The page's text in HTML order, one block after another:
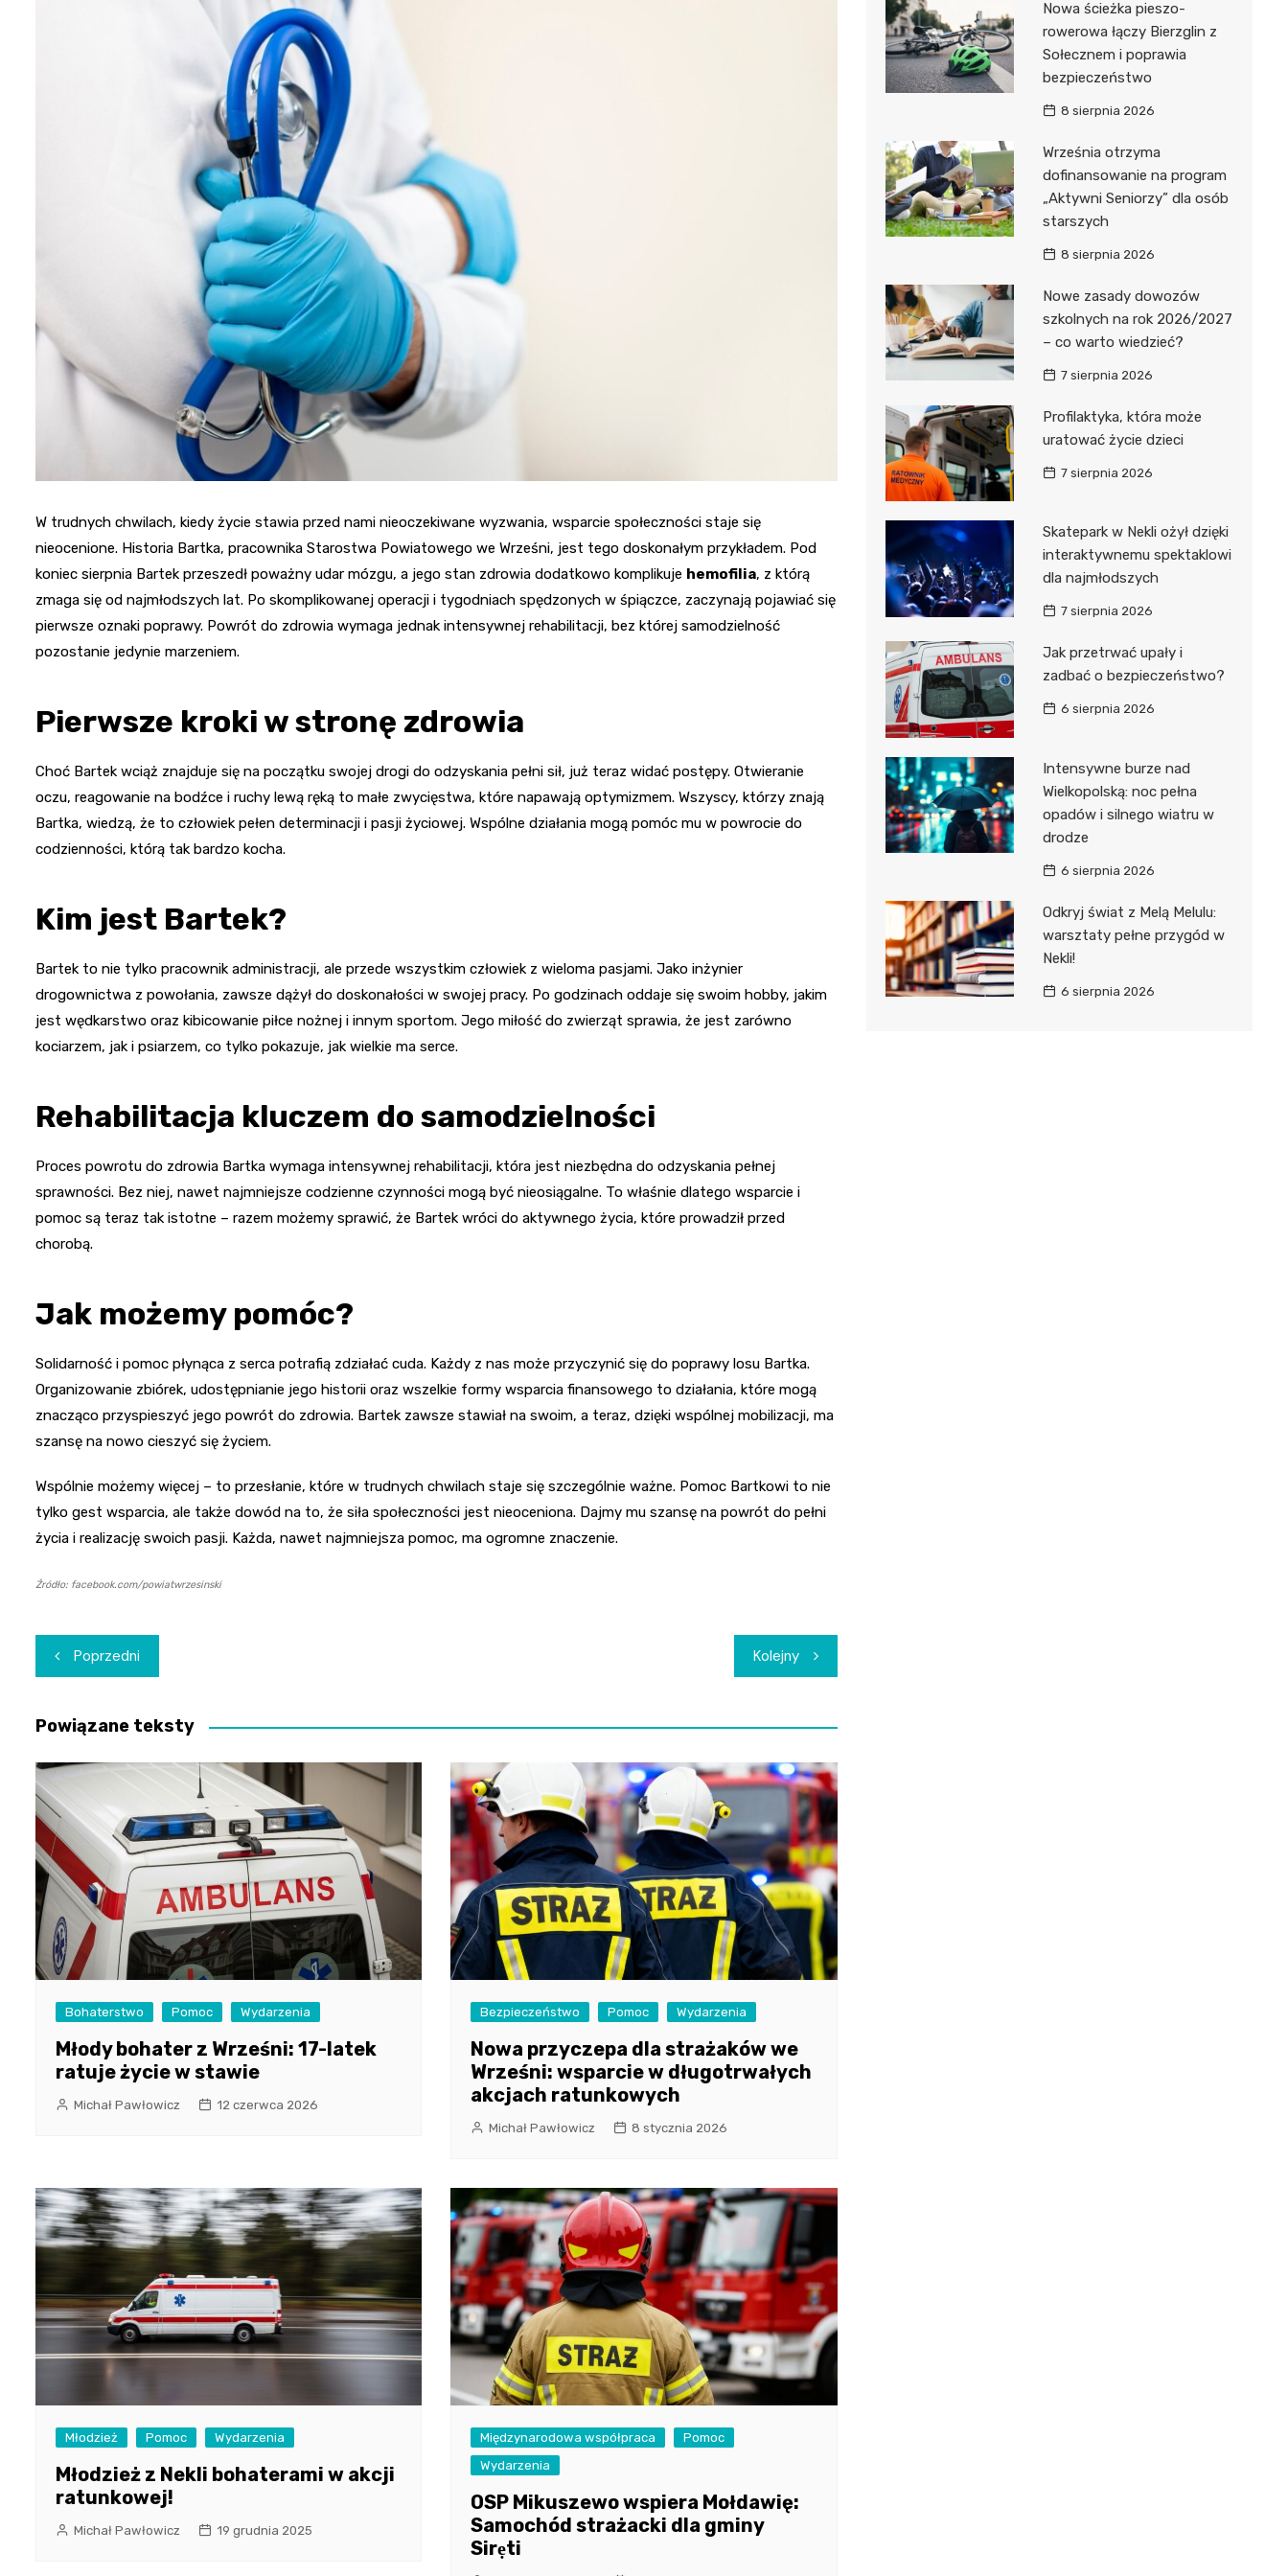
Dzieci Wrzesińskich
Park Miejski im. Dzieci
Wrzesińskich
Amfiteatr im. Anny Jantar
Jump World Września
Wrzesińska Strefa
Aktywności
Pałac w Miłosławiu
Izba Pamięci Reymonta
Rezerwat Czeszewski Las
W trudnych chwilach, kiedy życie stawia przed nami nieoczekiwane wyzwania, wsparcie społeczności staje się
nieocenione. Historia Bartka, pracownika Starostwa Powiatowego we Wrześni, jest tego doskonałym przykładem. Pod
koniec sierpnia Bartek przeszedł poważny udar mózgu, a jego stan zdrowia dodatkowo komplikuje hemofilia, z którą
zmaga się od najmłodszych lat. Po skomplikowanej operacji i tygodniach spędzonych w śpiączce, zaczynają pojawiać się
pierwsze oznaki poprawy. Powrót do zdrowia wymaga jednak intensywnej rehabilitacji, bez której samodzielność
pozostanie jedynie marzeniem.
Pierwsze kroki w stronę zdrowia
Choć Bartek wciąż znajduje się na początku swojej drogi do odzyskania pełni sił, już teraz widać postępy. Otwieranie
oczu, reagowanie na bodźce i ruchy lewą ręką to małe zwycięstwa, które napawają optymizmem. Wszyscy, którzy znają
Bartka, wiedzą, że to człowiek pełen determinacji i pasji życiowej. Wspólne działania mogą pomóc mu w powrocie do
codzienności, którą tak bardzo kocha.
Kim jest Bartek?
Bartek to nie tylko pracownik administracji, ale przede wszystkim człowiek z wieloma pasjami. Jako inżynier
drogownictwa z powołania, zawsze dążył do doskonałości w swojej pracy. Po godzinach oddaje się swoim hobby, jakim
jest wędkarstwo oraz kibicowanie piłce nożnej i innym sportom. Jego miłość do zwierząt sprawia, że jest zarówno
kociarzem, jak i psiarzem, co tylko pokazuje, jak wielkie ma serce.
Rehabilitacja kluczem do samodzielności
Proces powrotu do zdrowia Bartka wymaga intensywnej rehabilitacji, która jest niezbędna do odzyskania pełnej
sprawności. Bez niej, nawet najmniejsze codzienne czynności mogą być nieosiągalne. To właśnie dlatego wsparcie i
pomoc są teraz tak istotne – razem możemy sprawić, że Bartek wróci do aktywnego życia, które prowadził przed
chorobą.
Jak możemy pomóc?
Solidarność i pomoc płynąca z serca potrafią zdziałać cuda. Każdy z nas może przyczynić się do poprawy losu Bartka.
Organizowanie zbiórek, udostępnianie jego historii oraz wszelkie formy wsparcia finansowego to działania, które mogą
znacząco przyspieszyć jego powrót do zdrowia. Bartek zawsze stawiał na swoim, a teraz, dzięki wspólnej mobilizacji, ma
szansę na nowo cieszyć się życiem.
Wspólnie możemy więcej – to przesłanie, które w trudnych chwilach staje się szczególnie ważne. Pomoc Bartkowi to nie
tylko gest wsparcia, ale także dowód na to, że siła społeczności jest nieoceniona. Dajmy mu szansę na powrót do pełni
życia i realizację swoich pasji. Każda, nawet najmniejsza pomoc, ma ogromne znaczenie.
Źródło: facebook.com/powiatwrzesinski
Nawigacja
wpisu
Poprzedni Kolejny
Powiązane teksty
Bohaterstwo Pomoc Wydarzenia
Młody bohater z Wrześni: 17-latek
ratuje życie w stawie
Michał Pawłowicz 12 czerwca 2026
Bezpieczeństwo Pomoc Wydarzenia
Nowa przyczepa dla strażaków we
Wrześni: wsparcie w długotrwałych
akcjach ratunkowych
Michał Pawłowicz 8 stycznia 2026
Młodzież Pomoc Wydarzenia
Młodzież z Nekli bohaterami w akcji
ratunkowej!
Michał Pawłowicz 19 grudnia 2025
Międzynarodowa współpraca
Pomoc
Wydarzenia
OSP Mikuszewo wspiera Mołdawię:
Samochód strażacki dla gminy
Sirẹti
Nowa ścieżka pieszo-
rowerowa łączy Bierzglin z
Sołecznem i poprawia
bezpieczeństwo
8 sierpnia 2026
Września otrzyma
dofinansowanie na program
„Aktywni Seniorzy” dla osób
starszych
8 sierpnia 2026
Nowe zasady dowozów
szkolnych na rok 2026/2027
– co warto wiedzieć?
7 sierpnia 2026
Profilaktyka, która może
uratować życie dzieci
7 sierpnia 2026
Skatepark w Nekli ożył dzięki
interaktywnemu spektaklowi
dla najmłodszych
7 sierpnia 2026
Jak przetrwać upały i
zadbać o bezpieczeństwo?
6 sierpnia 2026
Intensywne burze nad
Wielkopolską: noc pełna
opadów i silnego wiatru w
drodze
6 sierpnia 2026
Odkryj świat z Melą Melulu:
warsztaty pełne przygód w
Nekli!
6 sierpnia 2026